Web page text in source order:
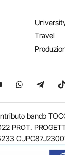
Travel
X su YouTube
Seguici su
Seguici
bando
PROT.